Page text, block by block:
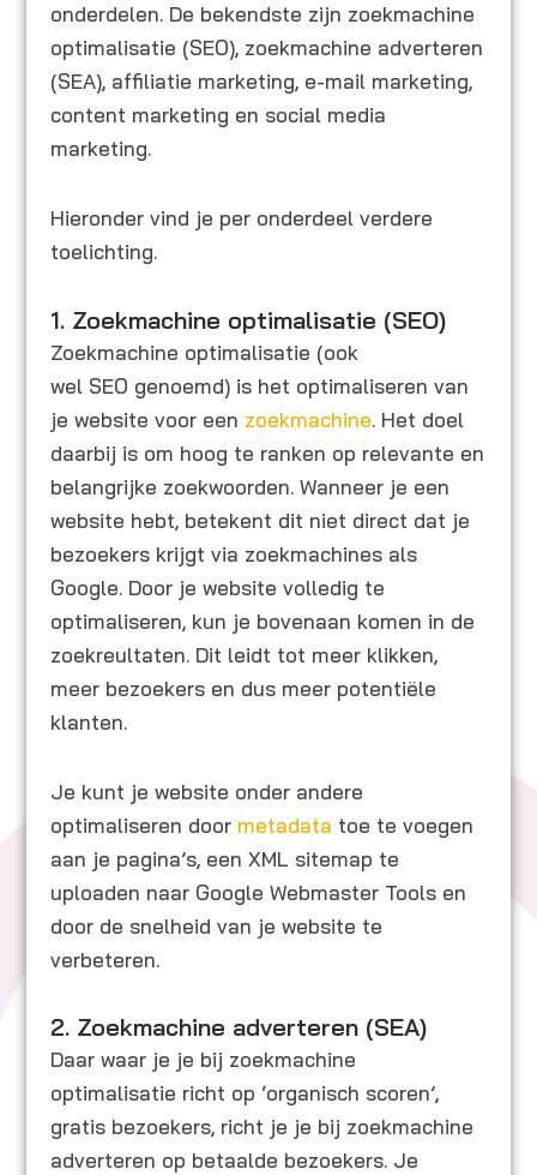
onderdelen. De bekendste zijn zoekmachine
optimalisatie (SEO), zoekmachine adverteren
(SEA), affiliatie marketing, e-mail marketing,
content marketing en social media
marketing.
Hieronder vind je per onderdeel verdere
toelichting.
1. Zoekmachine optimalisatie (SEO)
Zoekmachine optimalisatie (ook
wel SEO genoemd) is het optimaliseren van
je website voor een zoekmachine. Het doel
daarbij is om hoog te ranken op relevante en
belangrijke zoekwoorden. Wanneer je een
website hebt, betekent dit niet direct dat je
bezoekers krijgt via zoekmachines als
Google. Door je website volledig te
optimaliseren, kun je bovenaan komen in de
zoekreultaten. Dit leidt tot meer klikken,
meer bezoekers en dus meer potentiële
klanten.
Je kunt je website onder andere
optimaliseren door metadata toe te voegen
aan je pagina’s, een XML sitemap te
uploaden naar Google Webmaster Tools en
door de snelheid van je website te
verbeteren.
2. Zoekmachine adverteren (SEA)
Daar waar je je bij zoekmachine
optimalisatie richt op ‘organisch scoren’,
gratis bezoekers, richt je je bij zoekmachine
adverteren op betaalde bezoekers. Je